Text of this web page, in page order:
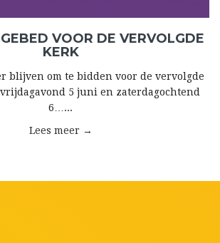
VOOR DE VERVOLGDE
KERK
blijven om te bidden voor de vervolgde
5 juni en zaterdagochtend
6…...
Lees meer →